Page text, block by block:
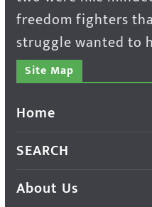
freedom fighters
struggle wanted to
Site Map
Home
SEARCH
About Us